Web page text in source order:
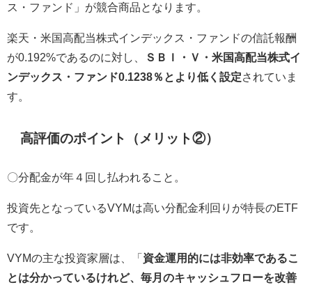
ス・ファンド」が競合商品となります。
楽天・米国高配当株式インデックス・ファンドの信託報酬
が0.192%であるのに対し、
ＳＢＩ・Ｖ・米国高配当株式イ
ンデックス・ファンド0.1238％とより低く設定されていま
す。
高評価のポイント（メリット②）
〇分配金が年４回し払われること。
投資先となっているVYMは高い分配金利回りが特長のETF
です。
VYMの主な投資家層は、「資金運用的には非効率であるこ
とは分かっているけれど、毎月のキャッシュフローを改善